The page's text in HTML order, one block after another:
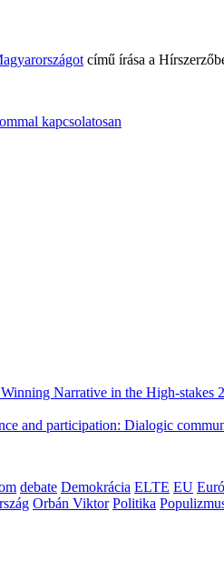
című írása a
kapcsolatosan
Narrative in the High-stakes
and participation: Dialogic
debate Demokrácia ELTE EU
Orbán Viktor Politika